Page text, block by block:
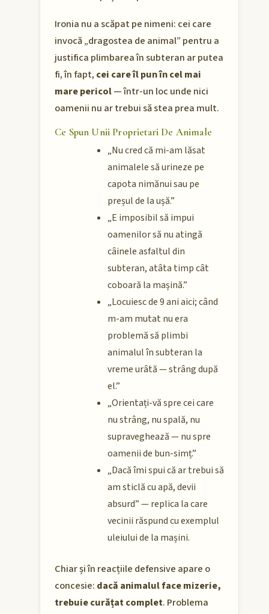
Ironia nu a scăpat pe nimeni: cei care
invocă „dragostea de animal” pentru a
justifica plimbarea în subteran ar putea
fi, în fapt, cei care îl pun în cel mai
mare pericol— într-un loc unde nici
oamenii nu ar trebui să stea prea mult.
Ce Spun Unii Proprietari De Animale
„Nu cred că mi-am lăsat
animalele să urineze pe
capota nimănui sau pe
preșul de la ușă.”
„E imposibil să impui
oamenilor să nu atingă
câinele asfaltul din
subteran, atâta timp cât
coboară la mașină.”
„Locuiesc de 9 ani aici; când
m-am mutat nu era
problemă să plimbi
animalul în subteran la
vreme urâtă — strâng după
el.”
„Orientați-vă spre cei care
nu strâng, nu spală, nu
supraveghează — nu spre
oamenii de bun-simț.”
„Dacă îmi spui că ar trebui să
am sticlă cu apă, devii
absurd” — replica la care
vecinii răspund cu exemplul
uleiului de la mașini.
Chiar și în reacțiile defensive apare o
concesie: dacă animalul face mizerie,
trebuie curățat complet. Problema